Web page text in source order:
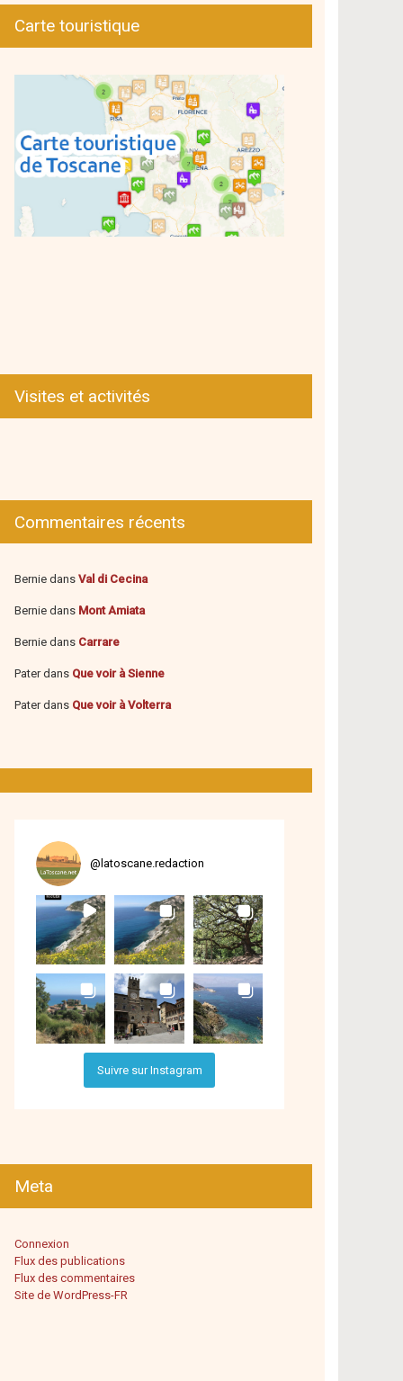
Carte touristique
Visites et activités
Commentaires récents
Bernie dans Val di Cecina
Bernie dans Mont Amiata
Bernie dans Carrare
Paterdans Que voir à Sienne
Paterdans Que voir à Volterra
@ latoscane.redaction
Suivre sur Instagram
Meta
Connexion
Flux des publications
Flux des commentaires
Site de WordPress-FR